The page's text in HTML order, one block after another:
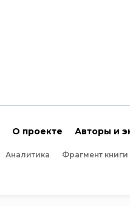
О проекте Авторы и
Аналитика Фрагмент книги